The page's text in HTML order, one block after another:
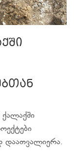
ქალაქში
დაათვალიერა.